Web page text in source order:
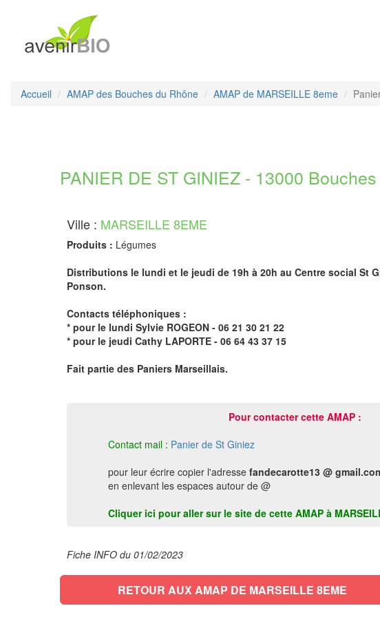
Accueil AMAP des Bouches du Rhône AMAP de MARSEILLE 8eme
PANIER DE ST GINIEZ - 13000
Ville : MARSEILLE 8EME
Produits : Légumes
Distributions le lundi et le jeudi de 19h à 20h au Centre social St
Ponson.
Contacts téléphoniques :
* pour le lundi Sylvie ROGEON - 06 21 30 21 22
* pour le jeudi Cathy LAPORTE - 06 64 43 37 15
Fait partie des Paniers Marseillais.
Pour contacter cette AMAP :
Contact mail : Panier de St Giniez
pour leur écrire copier l'adresse fandecarotte13 @
en enlevant les espaces autour de @
Cliquer ici pour aller sur le site de cette AMAP à
Fiche INFO du 01/02/2023
RETOUR AUX AMAP DE MARSEILLE 8EME